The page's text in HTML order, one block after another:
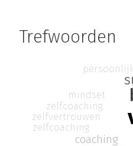
Trefwoorden
coaching
zelfcoaching
zelfvertrouwen
zelfcoaching
mindset